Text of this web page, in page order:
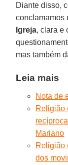
Diante disso,
conclamamos
Igreja, clara e
mas também
Leia mais
Nota de
Religião
Mariano
Religião
dos